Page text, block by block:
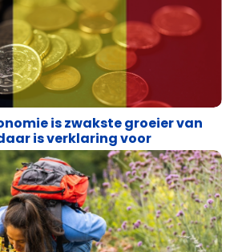
politiek
is zwakste groeier van
is verklaring voor